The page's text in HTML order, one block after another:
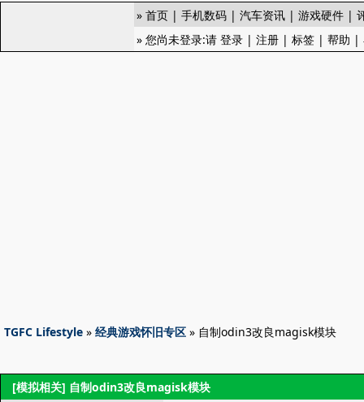
» 首页 | 手机数码 | 汽车资讯 | 游戏硬件 |
» 您尚未登录:请 登录 | 注册 | 标签 | 帮助 |
TGFC Lifestyle » 经典游戏怀旧专区 » 自制odin3改良magisk模块
[模拟相关] 自制odin3改良magisk模块